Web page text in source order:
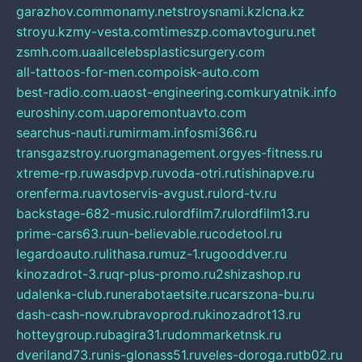
garazhov.commonamy.netstroysnami.kzlcna.kz
stroyu.kzmy-vesta.comtimeszp.comavtoguru.net
zsmh.com.uaallcelebsplasticsurgery.com
all-tattoos-for-men.compoisk-auto.com
best-radio.com.uaost-engineering.comkuryatnik.info
euroshiny.com.uaporemontuavto.com
searchus-nauti.rumirmam.infosmi366.ru
transgazstroy.ruorgmanagement.orgyes-fitness.ru
xtreme-rp.ruwasdpvp.ruvoda-otri.rutishinapve.ru
orenferma.ruavtoservis-avgust.rulord-tv.ru
backstage-682-music.rulordfilm7.rulordfilm13.ru
prime-cars63.ruun-believable.rucodetool.ru
legardoauto.rulithasa.rumuz-1.rugooddver.ru
kinozadrot-3.ruqr-plus-promo.ru2shizashop.ru
udalenka-club.runerabotaetsite.rucarszona-bu.ru
dash-cash-now.rubravoprod.rukinozadrot13.ru
hotteygroup.rubagira31.rudommarketnsk.ru
dveriland73.runis-glonass51.ruveles-doroga.rutb02.ru